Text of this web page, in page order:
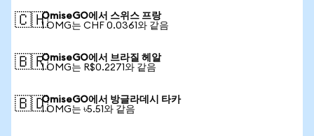
🇨🇭OmiseGO에서 스위스 프랑
1 OMG는 CHF 0.0361와 같음
🇧🇷OmiseGO에서 브라질 헤알
1 OMG는 R$0.2271와 같음
🇧🇩OmiseGO에서 방글라데시 타카
1 OMG는 ৳5.51와 같음